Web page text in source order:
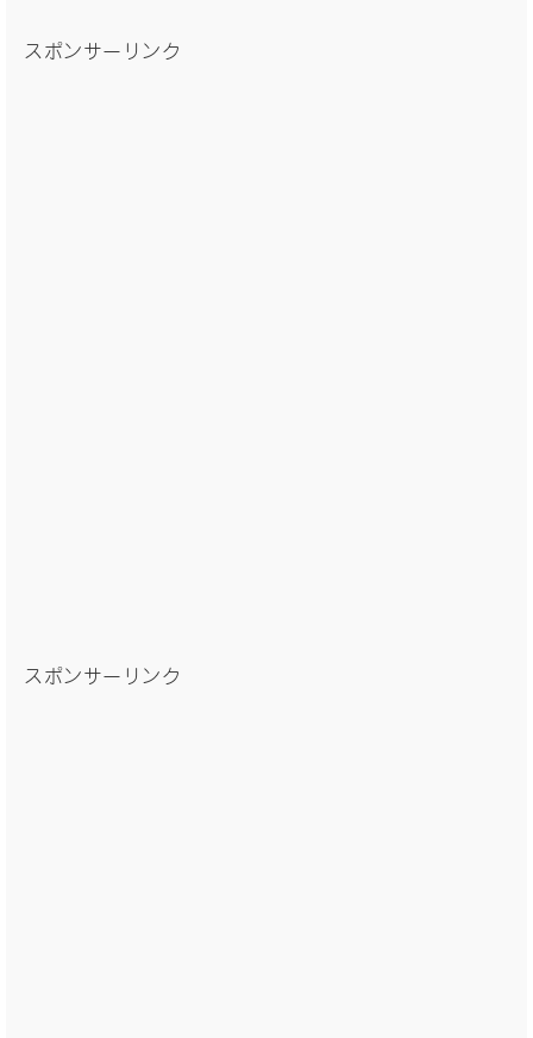
スポンサーリンク
スポンサーリンク